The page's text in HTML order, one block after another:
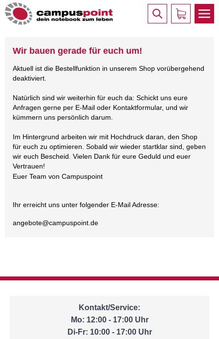
Wir bauen gerade für euch um!
Aktuell ist die Bestellfunktion in unserem Shop vorübergehend
deaktiviert.
Natürlich sind wir weiterhin für euch da: Schickt uns eure
Anfragen gerne per E-Mail oder Kontaktformular, und wir
kümmern uns persönlich darum.
Im Hintergrund arbeiten wir mit Hochdruck daran, den Shop
für euch zu optimieren. Sobald wir wieder startklar sind, geben
wir euch Bescheid. Vielen Dank für eure Geduld und euer
Vertrauen!
Euer Team von Campuspoint
Ihr erreicht uns unter folgender E-Mail Adresse:
angebote@campuspoint.de
Kontakt/Service:
Mo: 12:00 - 17:00 Uhr
Di-Fr: 10:00 - 17:00 Uhr